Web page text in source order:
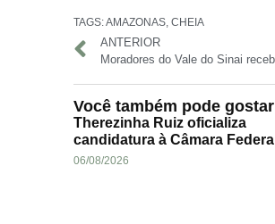
TAGS:AMAZONAS, CHEIA
ANTERIOR
Você também pode gostar
Therezinha Ruiz oficializa
candidatura à Câmara Federal
06/08/2026